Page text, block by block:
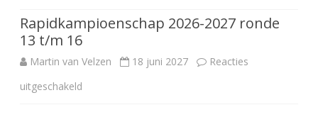
de
inhoud
Rapidkampioenschap 2026-2027 ronde
13 t/m 16
Martin van Velzen 18 juni 2027
Reacties
uitgeschakeld